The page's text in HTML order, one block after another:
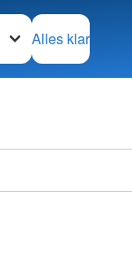
Alles klar